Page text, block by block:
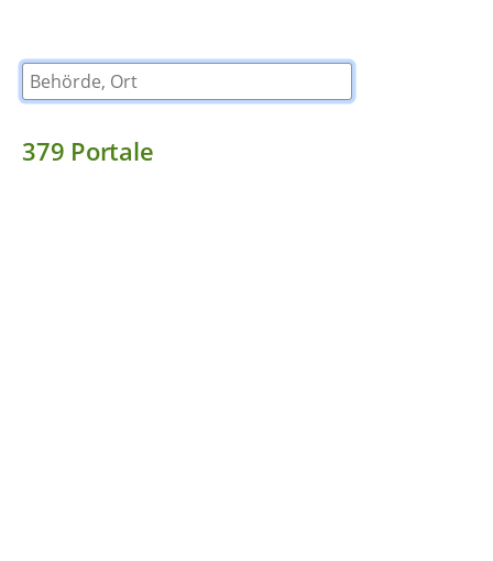
Behörde, Ort
379 Portale